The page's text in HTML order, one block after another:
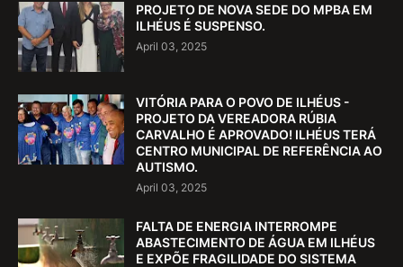
PROJETO DE NOVA SEDE DO MPBA EM
ILHÉUS É SUSPENSO.
April 03, 2025
VITÓRIA PARA O POVO DE ILHÉUS -
PROJETO DA VEREADORA RÚBIA
CARVALHO É APROVADO! ILHÉUS TERÁ
CENTRO MUNICIPAL DE REFERÊNCIA AO
AUTISMO.
April 03, 2025
FALTA DE ENERGIA INTERROMPE
ABASTECIMENTO DE ÁGUA EM ILHÉUS
E EXPÕE FRAGILIDADE DO SISTEMA